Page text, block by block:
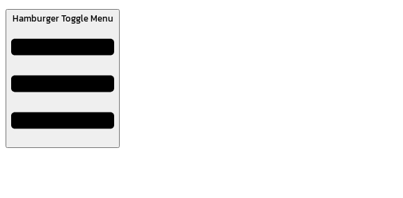
Hamburger Toggle Menu